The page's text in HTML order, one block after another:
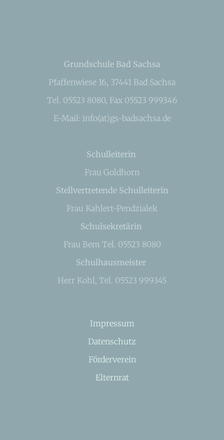
Grundschule Bad Sachsa
Pfaffenwiese 16, 37441 Bad Sachsa
Tel. 05523 8080, Fax 05523 999346
E-Mail: info(at)gs-badsachsa.de
Schulleiterin
Frau Goldhorn
Stellvertretende Schulleiterin
Frau Kahlert-Pendzialek
Schulsekretärin
Frau Bem Tel. 05523 8080
Schulhausmeister
Herr Kohl, Tel. 05523 999345
Impressum
Datenschutz
Förderverein
Elternrat